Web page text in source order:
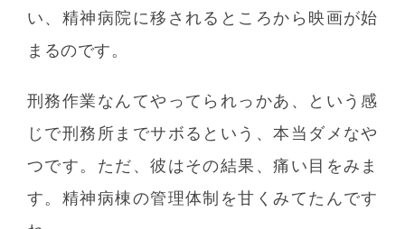
い、精神病院に移されるところから映画が始
まるのです。
刑務作業なんてやってられっかあ、という感
じで刑務所までサボるという、本当ダメなや
つです。ただ、彼はその結果、痛い目をみま
す。精神病棟の管理体制を甘くみてたんです